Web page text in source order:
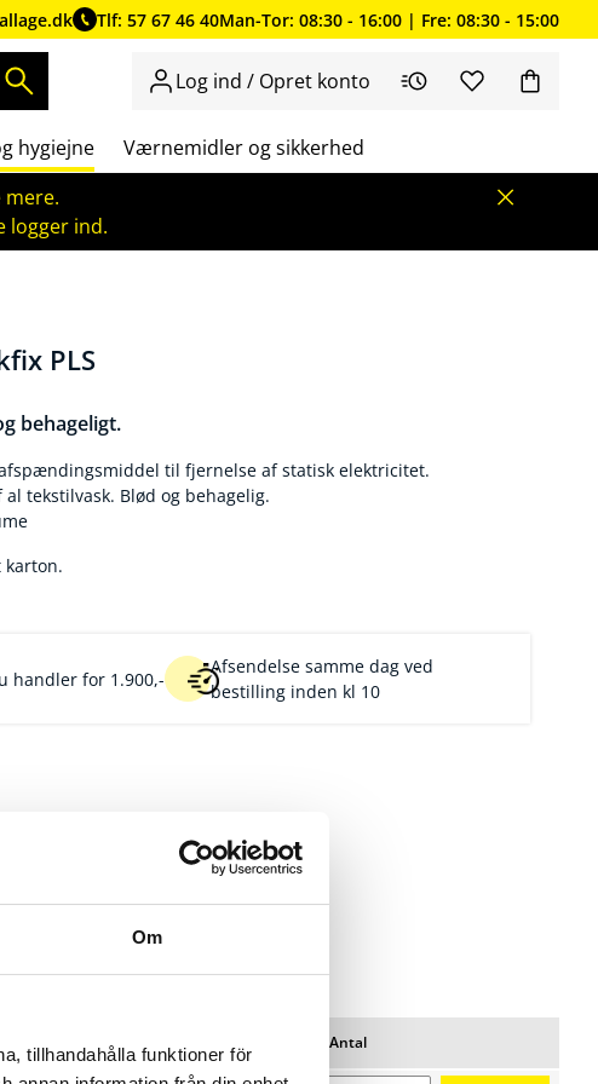
Om
tillhandahålla funktioner för
Tlf: 57 67 46 40Man-Tor: 08:30 - 16:00 | Fre: 08:30 - 15:00
Log ind / Opret konto
hygiejne
Værnemidler og sikkerhed
logger ind.
PLS
behageligt.
til fjernelse af statisk elektricitet.
tekstilvask. Blød og behagelig.
karton.
handler for 1.900,-
Afsendelse samme dag ved
bestilling inden kl 10
Nulstil
FavoritterAntal